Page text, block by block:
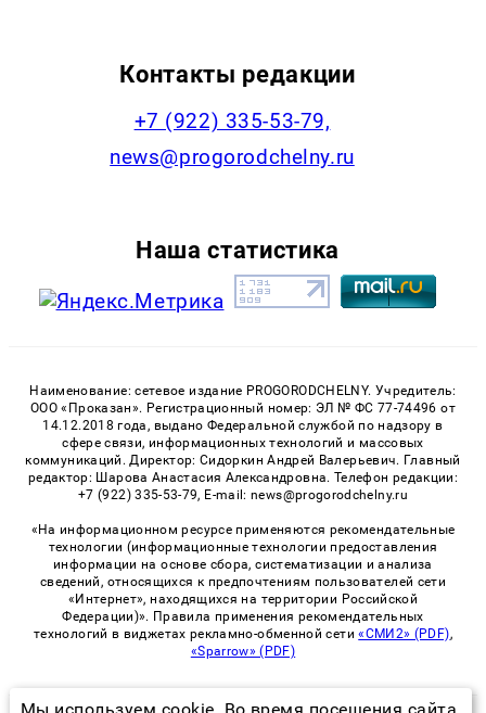
Контакты редакции
+7 (922) 335-53-79,
news@progorodchelny.ru
Наша статистика
Наименование: сетевое издание PROGORODCHELNY. Учредитель:
ООО «Проказан». Регистрационный номер: ЭЛ № ФС 77-74496 от
14.12.2018 года, выдано Федеральной службой по надзору в
сфере связи, информационных технологий и массовых
коммуникаций. Директор: Сидоркин Андрей Валерьевич. Главный
редактор: Шарова Анастасия Александровна. Телефон редакции:
+7 (922) 335-53-79, E-mail: news@progorodchelny.ru
«На информационном ресурсе применяются рекомендательные
технологии (информационные технологии предоставления
информации на основе сбора, систематизации и анализа
сведений, относящихся к предпочтениям пользователей сети
«Интернет», находящихся на территории Российской
Федерации)». Правила применения рекомендательных
технологий в виджетах рекламно-обменной сети«СМИ2» (PDF),
«Sparrow» (PDF)